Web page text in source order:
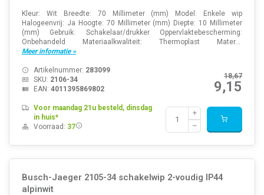
Kleur: Wit Breedte: 70 Millimeter (mm) Model: Enkele wip
Halogeenvrij: Ja Hoogte: 70 Millimeter (mm) Diepte: 10 Millimeter
(mm) Gebruik: Schakelaar/drukker Oppervlaktebescherming:
Onbehandeld Materiaalkwaliteit: Thermoplast Mater...
Meer informatie »
18,67
9,15
Artikelnummer: 283099
SKU: 2106-34
EAN: 4011395869802
Voor maandag 21u besteld, dinsdag
in huis*
Voorraad: 37
Busch-Jaeger 2105-34 schakelwip 2-voudig IP44
alpinwit